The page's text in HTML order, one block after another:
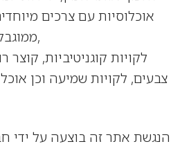
אוכלוסיות עם צרכים
ממוגבלויות מוטוריות שונות,
לקויות קוגניטיביות, קוצר
צבעים, לקויות שמיעה וכן
הנגשת אתר זה בוצעה על ידי